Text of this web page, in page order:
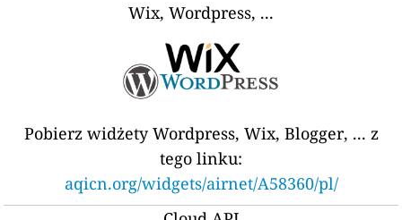
Wix, Wordpress, ...
Pobierz widżety Wordpress, Wix, Blogger, ... z
tego linku:
aqicn.org/widgets/airnet/A58360/pl/